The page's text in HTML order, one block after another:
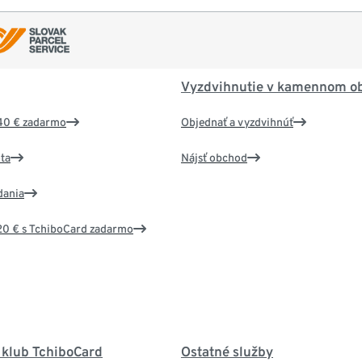
€ zadarmo
€ s TchiboCard zadarmo
Vyzdvihnutie v kamennom
Objednať a vyzdvihnúť
Nájsť obchod
TchiboCard Ostatné služby